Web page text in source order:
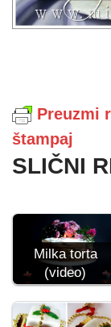
Preuzmi
štampaj
SLIČNI
Milka torta
(video)